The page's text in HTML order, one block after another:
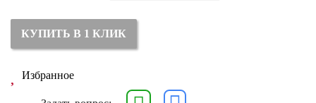
iPhone
XS
Max
лаванда
КУПИТЬ В 1 КЛИК
Избранное